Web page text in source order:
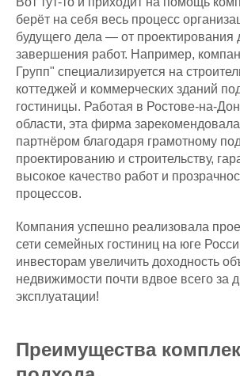
берёт на себя весь процесс
будущего дела — от проектирования
завершения работ. Например,
Групп" специализируется на
коттеджей и коммерческих зданий
гостиницы. Работая в Ростове-на-
области, эта фирма
партнёром благодаря грамотному
проектированию и строительству,
высокое качество работ и
процессов.
Компания успешно реализовала
сети семейных гостиниц на юге
инвесторам увеличить доходность
недвижимости почти вдвое всего за
эксплуатации!
Преимущества